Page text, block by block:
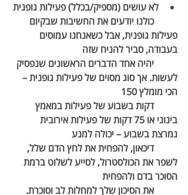
לא עושים (מספיק/בכלל) פעילות גופנית
	כולנו יודעים את החשיבות שבקיום
פעילות גופנית, אבל כשאנחנו עמוסים
בעבודה, סביר להניח שזה
	יהיה אחד הדברים הראשונים שנפסיק
לעשות. אך סוג מסוים של פעילות גופנית –
הכי מומלץ 150
	דקות בשבוע של פעילות במאמץ
בינוני או 75 דקות של פעילות אירובית
נמרצת בשבוע – יכולה למנע
	דיכאון, להפחית את לחץ הדם שלל,
לשפר את הכולסטרול, לסייע לשלוט ברמת
הסוכר בדם ולהפחית